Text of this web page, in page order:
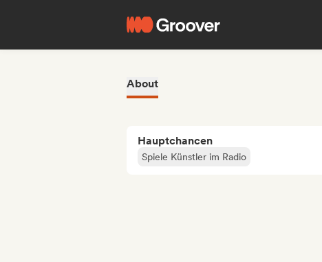
About
Hauptchancen
Spiele Künstler im Radio